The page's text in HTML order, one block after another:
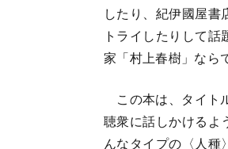
したり、紀伊國屋書
トライしたりして
家「村上春樹」なら
この本は、タイト
聴衆に話しかけるよ
んなタイプの〈人種